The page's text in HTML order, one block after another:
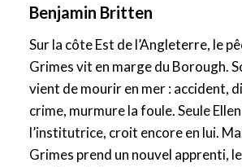
Benjamin Britten
Sur la côte Est de l’Angleterre, le
Grimes vit en marge du Borough.
vient de mourir en mer : accident,
crime, murmure la foule. Seule
l’institutrice, croit encore en lui.
Grimes prend un nouvel apprenti,